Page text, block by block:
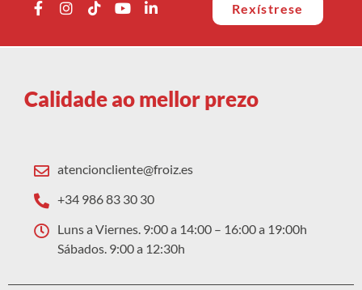
Rexístrese
Calidade ao mellor prezo
atencioncliente@froiz.es
+34 986 83 30 30
Luns a Viernes. 9:00 a 14:00 – 16:00 a 19:00h
Sábados. 9:00 a 12:30h